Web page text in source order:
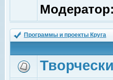
Модератор:
Программы и проекты Круга